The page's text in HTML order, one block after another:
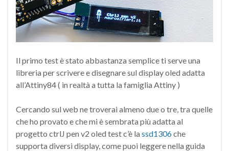
Il primo test è stato abbastanza semplice ti serve una
libreria per scrivere e disegnare sul display oled adatta
all’Attiny84 ( in realtà a tutta la famiglia Attiny )
Cercando sul web ne troverai almeno due o tre, tra quelle
che ho provato e che mi è sembrata più adatta al
progetto ctrlJ pen v2 oled test c’è la ssd1306che
supporta diversi display, come puoi leggere nella guida